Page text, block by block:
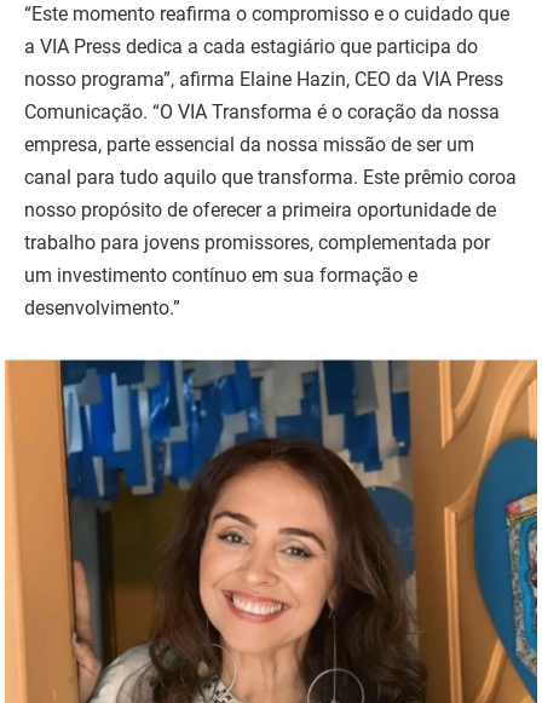
“Este momento reafirma o compromisso e o cuidado que
a VIA Press dedica a cada estagiário que participa do
nosso programa”, afirma Elaine Hazin, CEO da VIA Press
Comunicação. “O VIA Transforma é o coração da nossa
empresa, parte essencial da nossa missão de ser um
canal para tudo aquilo que transforma. Este prêmio coroa
nosso propósito de oferecer a primeira oportunidade de
trabalho para jovens promissores, complementada por
um investimento contínuo em sua formação e
desenvolvimento.”